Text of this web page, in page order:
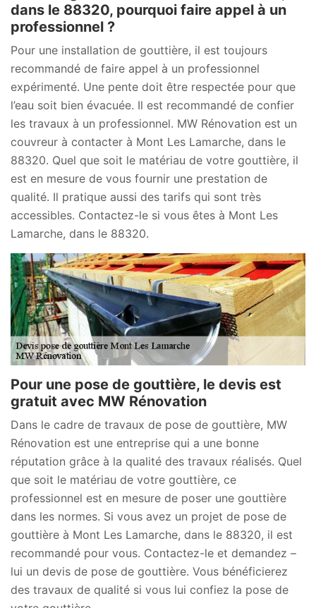
dans le 88320, pourquoi faire appel à un
professionnel ?
Pour une installation de gouttière, il est toujours
recommandé de faire appel à un professionnel
expérimenté. Une pente doit être respectée pour que
l’eau soit bien évacuée. Il est recommandé de confier
les travaux à un professionnel. MW Rénovation est un
couvreur à contacter à Mont Les Lamarche, dans le
88320. Quel que soit le matériau de votre gouttière, il
est en mesure de vous fournir une prestation de
qualité. Il pratique aussi des tarifs qui sont très
accessibles. Contactez-le si vous êtes à Mont Les
Lamarche, dans le 88320.
Pour une pose de gouttière, le devis est
gratuit avec MW Rénovation
Dans le cadre de travaux de pose de gouttière, MW
Rénovation est une entreprise qui a une bonne
réputation grâce à la qualité des travaux réalisés. Quel
que soit le matériau de votre gouttière, ce
professionnel est en mesure de poser une gouttière
dans les normes. Si vous avez un projet de pose de
gouttière à Mont Les Lamarche, dans le 88320, il est
recommandé pour vous. Contactez-le et demandez –
lui un devis de pose de gouttière. Vous bénéficierez
des travaux de qualité si vous lui confiez la pose de